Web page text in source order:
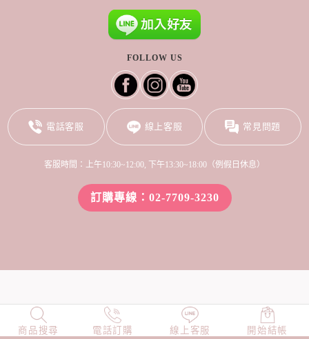
商品搜尋 電話訂購 線上客服 開始結帳
NEW 店長精選 TOP100 小編穿搭
FOLLOW US
電話客服 線上客服 常見問題
客服時間：上午10:30~12:00, 下午13:30~18:00（例假日休息）
訂購專線：02-7709-3230